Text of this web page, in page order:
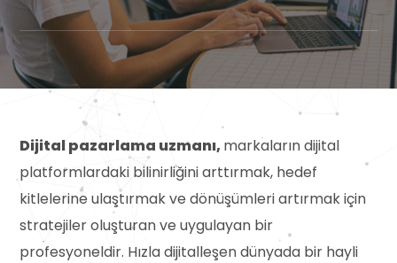
Dijital pazarlama uzmanı, markaların dijital
platformlardaki bilinirliğini arttırmak, hedef
kitlelerine ulaştırmak ve dönüşümleri artırmak için
stratejiler oluşturan ve uygulayan bir
profesyoneldir. Hızla dijitalleşen dünyada bir hayli